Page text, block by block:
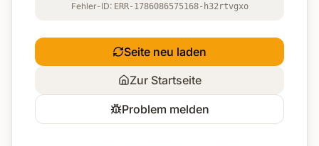
Fehler-ID: ERR-1786086575168-h32rtvgxo
Seite neu laden
Zur Startseite
Problem melden